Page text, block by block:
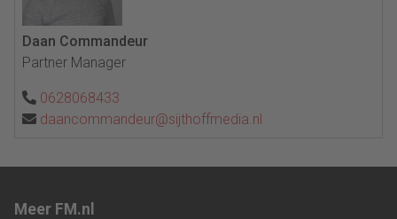
Daan Commandeur
Partner Manager
0628068433
daancommandeur@sijthoffmedia.nl
Meer FM.nl